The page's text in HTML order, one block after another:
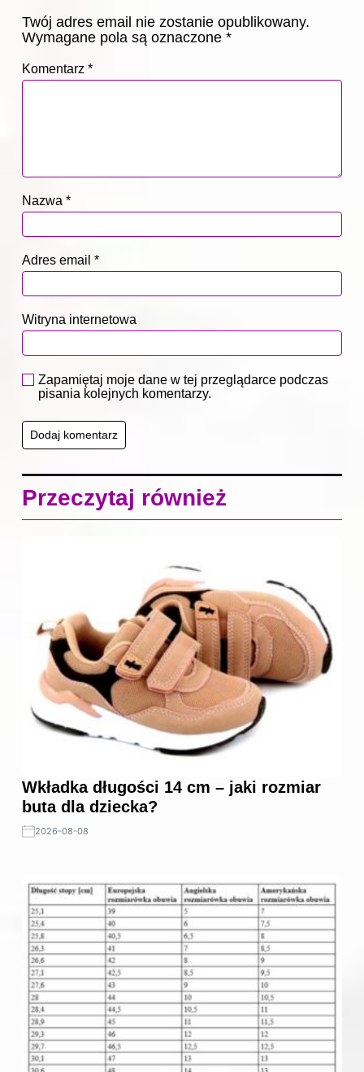
Twój adres email nie zostanie opublikowany.
Wymagane pola są oznaczone *
Komentarz *
Nazwa *
Adres email *
Witryna internetowa
Zapamiętaj moje dane w tej przeglądarce podczas
pisania kolejnych komentarzy.
Przeczytaj również
Wkładka długości 14 cm – jaki rozmiar
buta dla dziecka?
2026-08-08